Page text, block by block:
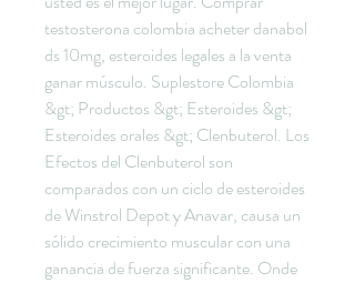
testosterona colombia acheter danabol
ds 10mg, esteroides legales a la venta
ganar músculo. Suplestore Colombia
&gt; Productos &gt; Esteroides &gt;
Esteroides orales &gt; Clenbuterol. Los
Efectos del Clenbuterol son
comparados con un ciclo de esteroides
de Winstrol Depot y Anavar, causa un
sólido crecimiento muscular con una
ganancia de fuerza significante. Onde